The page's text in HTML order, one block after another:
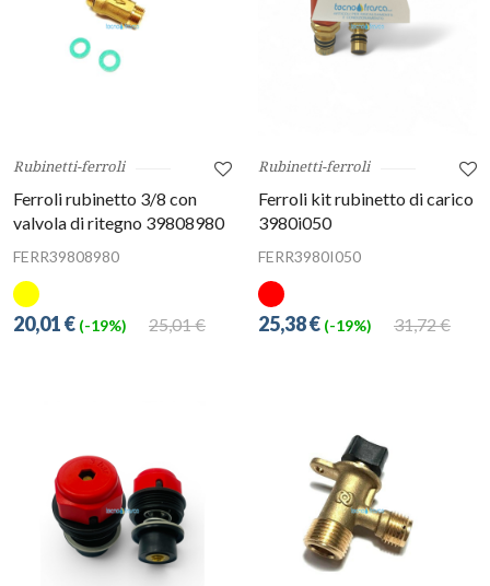
Rubinetti-ferroli
Ferroli rubinetto 3/8 con
valvola di ritegno 39808980
FERR39808980
25,01 €
20,01 € (-19%)
Rubinetti-ferroli
Ferroli kit rubinetto di carico
3980i050
FERR3980I050
31,72 €
25,38 € (-19%)